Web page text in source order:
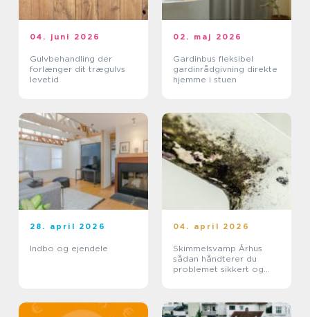
04. juni 2026
Gulvbehandling der
forlænger dit trægulvs
levetid
02. maj 2026
Gardinbus fleksibel
gardinrådgivning direkte
hjemme i stuen
28. april 2026
Indbo og ejendele
04. april 2026
Skimmelsvamp Århus
sådan håndterer du
problemet sikkert og